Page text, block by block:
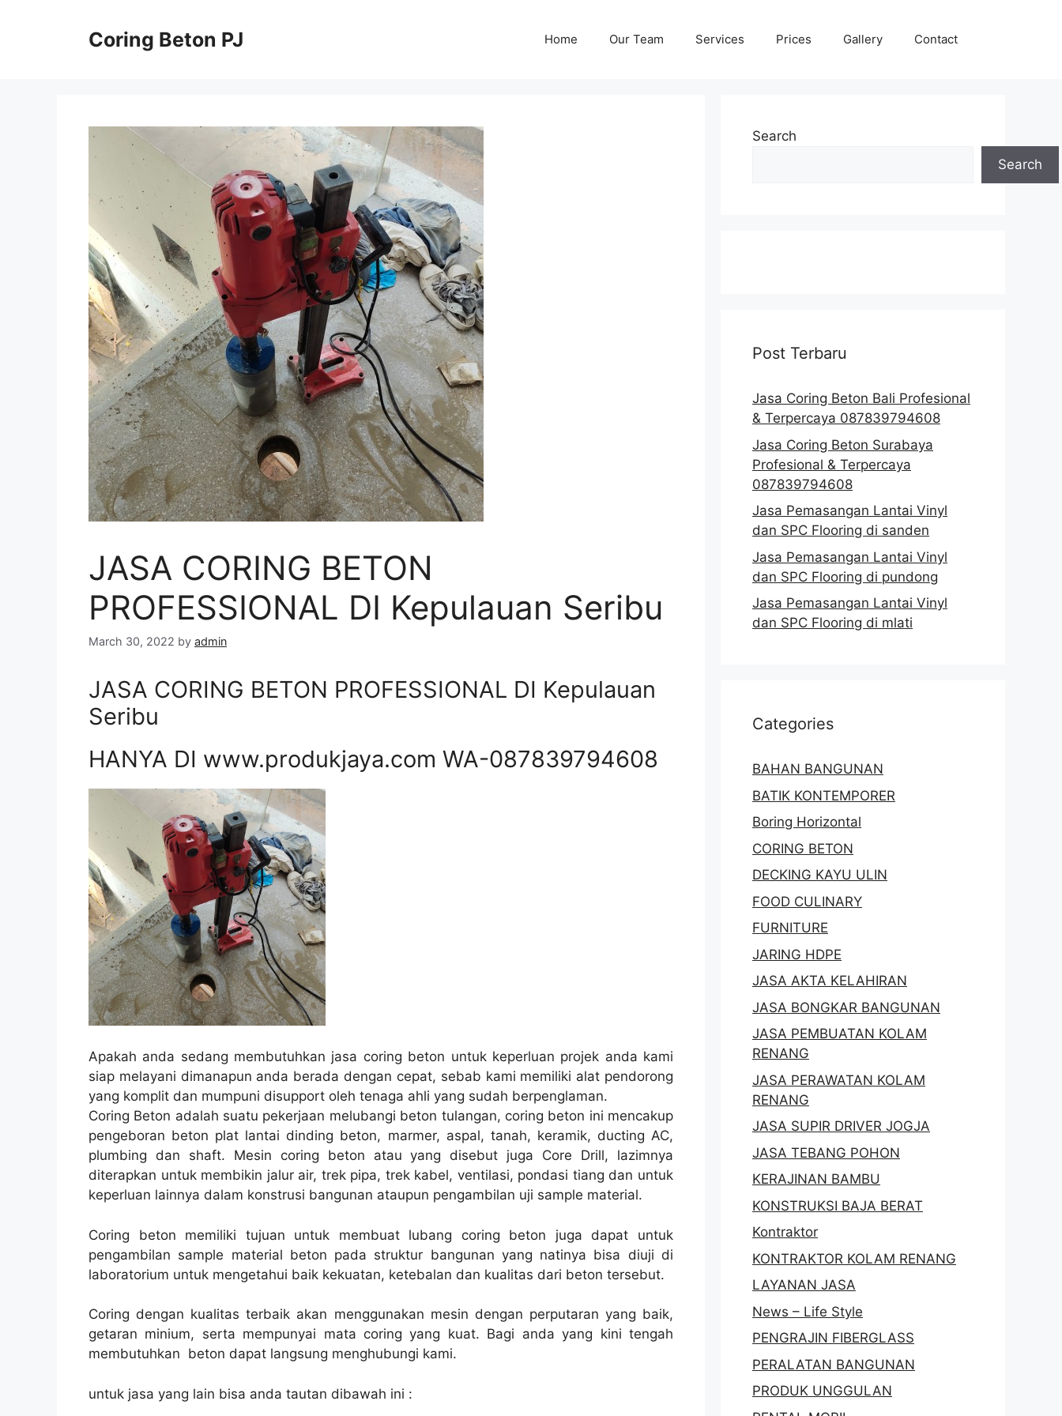
Coring Beton PJ Home Our Team Services Prices Gallery Contact
JASA CORING BETON
PROFESSIONAL DI Kepulauan Seribu
March 30, 2022 by admin
JASA CORING BETON PROFESSIONAL DI Kepulauan
Seribu
HANYA DI www.produkjaya.com WA-087839794608
Apakah anda sedang membutuhkan jasa coring beton untuk keperluan projek anda kami
siap melayani dimanapun anda berada dengan cepat, sebab kami memiliki alat pendorong
yang komplit dan mumpuni disupport oleh tenaga ahli yang sudah berpenglaman.
Coring Beton adalah suatu pekerjaan melubangi beton tulangan, coring beton ini mencakup
pengeboran beton plat lantai dinding beton, marmer, aspal, tanah, keramik, ducting AC,
plumbing dan shaft. Mesin coring beton atau yang disebut juga Core Drill, lazimnya
diterapkan untuk membikin jalur air, trek pipa, trek kabel, ventilasi, pondasi tiang dan untuk
keperluan lainnya dalam konstrusi bangunan ataupun pengambilan uji sample material.
Coring beton memiliki tujuan untuk membuat lubang coring beton juga dapat untuk
pengambilan sample material beton pada struktur bangunan yang natinya bisa diuji di
laboratorium untuk mengetahui baik kekuatan, ketebalan dan kualitas dari beton tersebut.
Coring dengan kualitas terbaik akan menggunakan mesin dengan perputaran yang baik,
getaran minium, serta mempunyai mata coring yang kuat. Bagi anda yang kini tengah
membutuhkan beton dapat langsung menghubungi kami.
untuk jasa yang lain bisa anda tautan dibawah ini :
Search
Search
Post Terbaru
Jasa Coring Beton Bali Profesional
& Terpercaya 087839794608
Jasa Coring Beton Surabaya
Profesional & Terpercaya
087839794608
Jasa Pemasangan Lantai Vinyl
dan SPC Flooring di sanden
Jasa Pemasangan Lantai Vinyl
dan SPC Flooring di pundong
Jasa Pemasangan Lantai Vinyl
dan SPC Flooring di mlati
Categories
BAHAN BANGUNAN
BATIK KONTEMPORER
Boring Horizontal
CORING BETON
DECKING KAYU ULIN
FOOD CULINARY
FURNITURE
JARING HDPE
JASA AKTA KELAHIRAN
JASA BONGKAR BANGUNAN
JASA PEMBUATAN KOLAM
RENANG
JASA PERAWATAN KOLAM
RENANG
JASA SUPIR DRIVER JOGJA
JASA TEBANG POHON
KERAJINAN BAMBU
KONSTRUKSI BAJA BERAT
Kontraktor
KONTRAKTOR KOLAM RENANG
LAYANAN JASA
News – Life Style
PENGRAJIN FIBERGLASS
PERALATAN BANGUNAN
PRODUK UNGGULAN